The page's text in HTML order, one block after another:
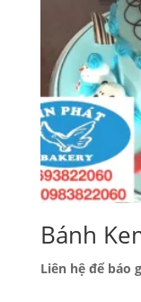
Bánh
Liên hệ để báo